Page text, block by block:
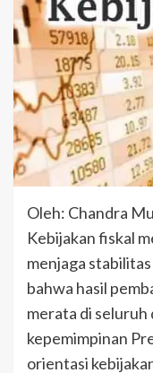
Oleh: Chandra
Kebijakan fiskal
menjaga
bahwa hasil
merata di seluruh
kepemimpinan
orientasi